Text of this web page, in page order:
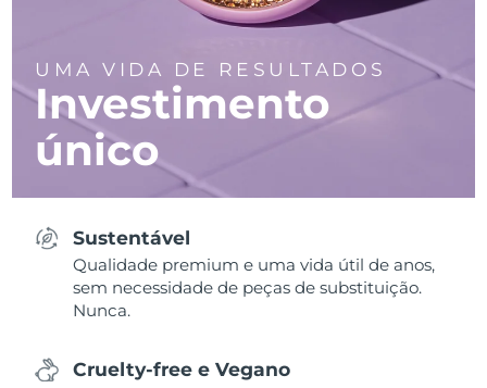
UMA VIDA DE RESULTADOS
Investimento
único
Sustentável
Qualidade premium e uma vida útil de anos,
sem necessidade de peças de substituição.
Nunca.
Cruelty-free e Vegano